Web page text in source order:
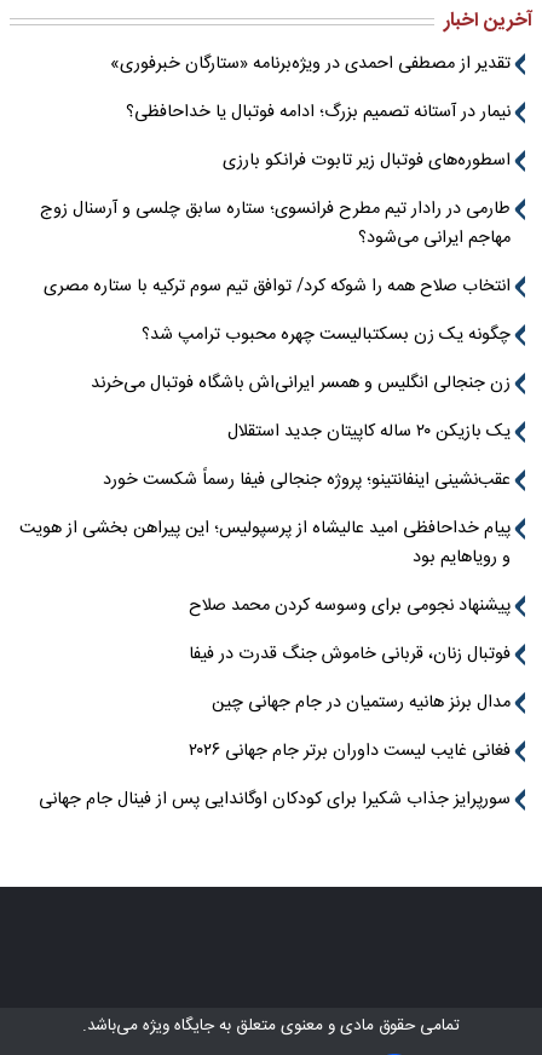
آخرین اخبار
تقدیر از مصطفی احمدی در ویژه‌برنامه «ستارگان خبرفوری»
نیمار در آستانه تصمیم بزرگ؛ ادامه فوتبال یا خداحافظی؟
اسطوره‌های فوتبال زیر تابوت فرانکو بارزی
طارمی در رادار تیم مطرح فرانسوی؛ ستاره سابق چلسی و آرسنال زوج
مهاجم ایرانی می‌شود؟
انتخاب صلاح همه را شوکه کرد/ توافق تیم سوم ترکیه با ستاره مصری
چگونه یک زن بسکتبالیست چهره محبوب ترامپ شد؟
زن جنجالی انگلیس و همسر ایرانی‌اش باشگاه فوتبال می‌خرند
یک بازیکن ۲۰ ساله کاپیتان جدید استقلال
عقب‌نشینی اینفانتینو؛ پروژه جنجالی فیفا رسماً شکست خورد
پیام خداحافظی امید عالیشاه از پرسپولیس؛ این پیراهن بخشی از هویت
و رویاهایم بود
پیشنهاد نجومی برای وسوسه کردن محمد صلاح
فوتبال زنان، قربانی خاموش جنگ قدرت در فیفا
مدال برنز هانیه رستمیان در جام جهانی چین
فغانی غایب لیست داوران برتر جام جهانی ۲۰۲۶
سورپرایز جذاب شکیرا برای کودکان اوگاندایی پس از فینال جام جهانی
تمامی حقوق مادی و معنوی متعلق بهجایگاه ویژهمی‌باشد.